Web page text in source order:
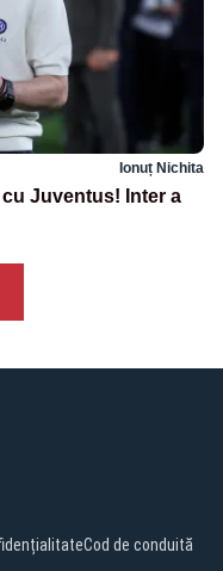
Ionuț Nichita
Juventus! Inter a
Cod de conduită